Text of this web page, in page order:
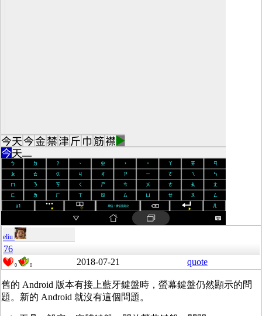
eliu
76
0 0 2018-07-21 quote
舊的 Android 版本有接上藍牙鍵盤時，螢幕鍵盤仍然顯示的問
題。新的 Android 就沒有這個問題。